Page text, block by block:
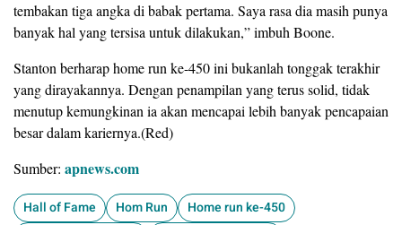
tembakan tiga angka di babak pertama. Saya rasa dia masih punya
banyak hal yang tersisa untuk dilakukan,” imbuh Boone.
​Stanton berharap home run ke-450 ini bukanlah tonggak terakhir
yang dirayakannya. Dengan penampilan yang terus solid, tidak
menutup kemungkinan ia akan mencapai lebih banyak pencapaian
besar dalam kariernya.(Red)
Sumber: apnews.com
Hall of Fame Hom Run
Home run ke-450